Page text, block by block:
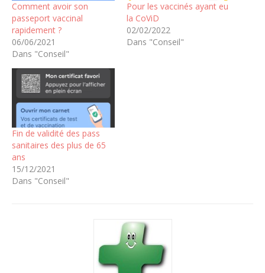
Comment avoir son
passeport vaccinal
rapidement ?
06/06/2021
Dans "Conseil"
Pour les vaccinés ayant eu
la CoViD
02/02/2022
Dans "Conseil"
Fin de validité des pass
sanitaires des plus de 65
ans
15/12/2021
Dans "Conseil"